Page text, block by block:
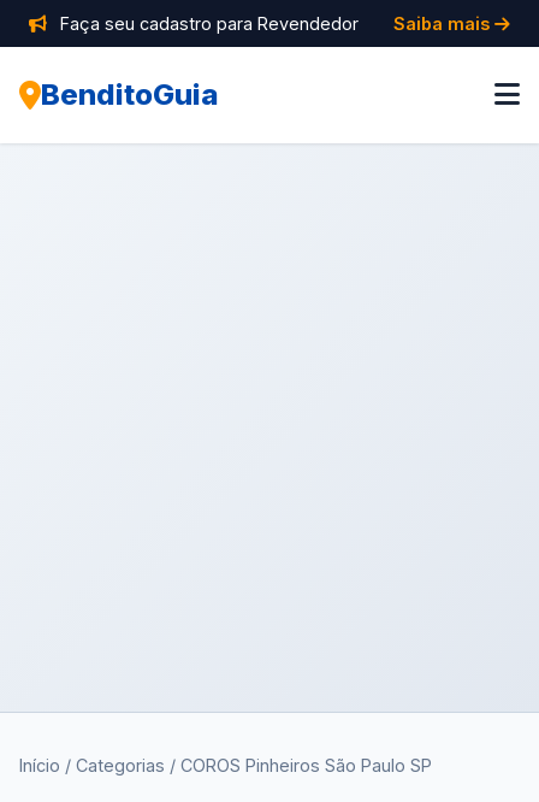
Faça seu cadastro para Revendedor Saiba mais
BenditoGuia
Início / Categorias / COROS Pinheiros São Paulo SP